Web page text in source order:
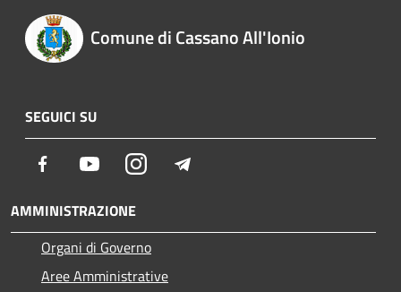
Comune di Cassano All'Ionio
SEGUICI SU
Facebook YoutubeInstagram
AMMINISTRAZIONE
Organi di Governo
Aree Amministrative